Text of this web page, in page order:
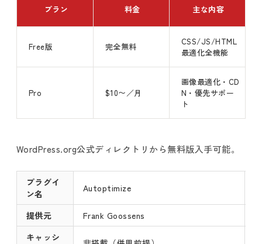
プラン 料金 主な内容
Free版 完全無料
CSS/JS/HTML
最適化全機能
Pro $10〜／月
画像最適化・CD
N・優先サポー
ト
WordPress.org公式ディレクトリから無料版入手可能。
プラグイ
ン名
Autoptimize
提供元
Frank Goossens
キャッシ